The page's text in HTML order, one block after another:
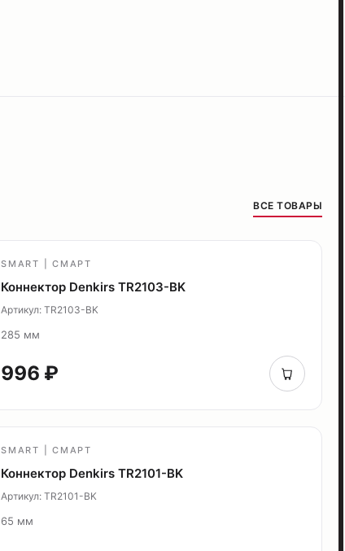
ВСЕ ТОВАРЫ
SMART | СМАРТ
Коннектор Denkirs TR2103-BK
Артикул: TR2103-BK
285 мм
996 ₽
SMART | СМАРТ
Коннектор Denkirs TR2101-BK
Артикул: TR2101-BK
65 мм